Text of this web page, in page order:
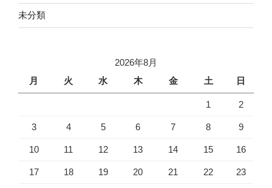
未分類
2026年8月
月
火 水 木 金 土 日
1 2
3 4 5 6 7 8 9
10 11 12 13 14 15 16
17 18 19 20 21 22 23